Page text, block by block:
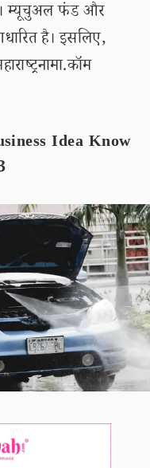
म्यूचुअल फंड और
है। इसलिए,
Idea Know